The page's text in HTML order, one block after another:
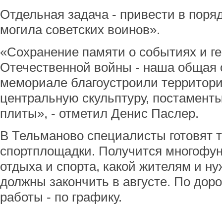
Отдельная задача - привести в
могила советских воинов».
«Сохранение памяти о событиях и
Отечественной войны - наша общая
мемориале благоустроили
центральную скульптуру,
плиты», - отметил Денис Паслер.
В Тельманово специалисты
спортплощадки. Получится
отдыха и спорта, какой жителям и
должны закончить в августе. По
работы - по графику.